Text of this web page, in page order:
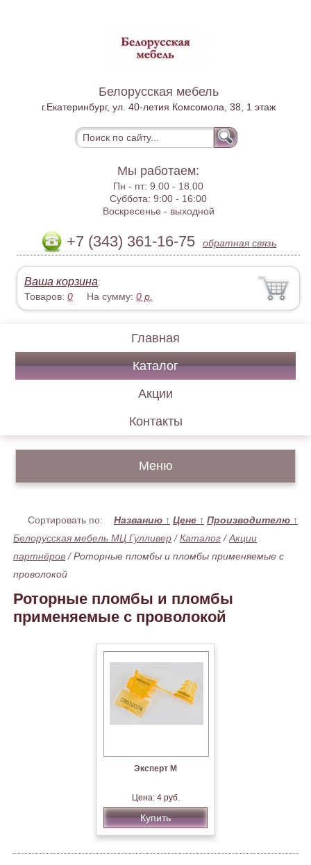
Белорусская мебель
г.Екатеринбург, ул. 40-летия Комсомола, 38, 1 этаж
Мы работаем:
Пн - пт:9.00 - 18.00
Суббота:9:00 - 16:00
Воскресенье - выходной
+7 (343) 361-16-75 обратная связь
Ваша корзина:
Товаров:0 На сумму:0 р.
Главная
Каталог
Акции
Контакты
Меню
Сортировать по: Названию ↑ Цене ↑ Производителю ↑
Белорусская мебель МЦ Гулливер /Каталог /Акции
партнёров /Роторные пломбы и пломбы применяемые с
проволокой
Роторные пломбы и пломбы
применяемые с проволокой
Эксперт М
Цена: 4 руб.
Купить